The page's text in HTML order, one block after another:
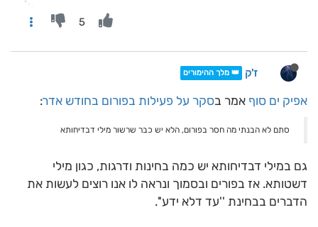
5
ז'ק 👑 מלך ההימורים
אפיק ים סוף אמר בסקר על פעילות בפורום בחודש אדר:
סתם לא הבנתי מה חסר בפורום, הלא יש כבר שרשור מילי דבדיחותא
גם במילי דבדיחותא יש כמה בחינות ודרגות, כגון מילי
דשטותא. אז בפורים ובסמוך ונראה לו אנו רוצים לעשות את
הדברים בבחינת ''עד דלא ידע''.